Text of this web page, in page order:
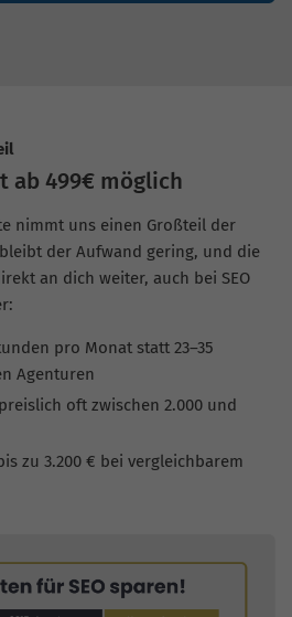
ab 499€ möglich
nimmt uns einen Großteil der
der Aufwand gering, und die
an dich weiter, auch bei SEO
pro Monat statt 23–35
Agenturen
oft zwischen 2.000 und
zu 3.200 € bei vergleichbarem